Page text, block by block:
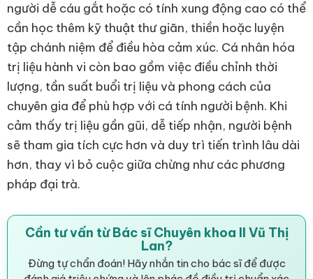
người dễ cáu gắt hoặc có tính xung động cao có thể
cần học thêm kỹ thuật thư giãn, thiền hoặc luyện
tập chánh niệm để điều hòa cảm xúc. Cá nhân hóa
trị liệu hành vi còn bao gồm việc điều chỉnh thời
lượng, tần suất buổi trị liệu và phong cách của
chuyên gia để phù hợp với cá tính người bệnh. Khi
cảm thấy trị liệu gần gũi, dễ tiếp nhận, người bệnh
sẽ tham gia tích cực hơn và duy trì tiến trình lâu dài
hơn, thay vì bỏ cuộc giữa chừng như các phương
pháp đại trà.
Cần tư vấn từ Bác sĩ Chuyên khoa II Vũ Thị
Lan?
Đừng tự chẩn đoán! Hãy nhắn tin cho bác sĩ để được